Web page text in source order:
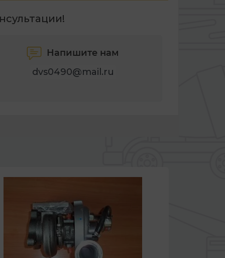
Напишите нам
dvs0490@mail.ru